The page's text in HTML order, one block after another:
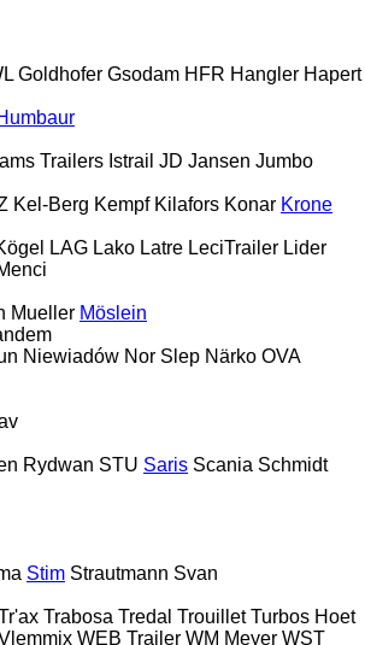
Goldhofer Gsodam HFR Hangler Hapert
Trailers Istrail JD Jansen Jumbo
Kel-Berg Kempf Kilafors Konar Krone
LAG Lako Latre LeciTrailer Lider
Mueller Möslein
Niewiadów Nor Slep Närko OVA
Rydwan STU Saris Scania Schmidt
Stim Strautmann Svan
Trabosa Tredal Trouillet Turbos Hoet
WEB Trailer WM Meyer WST